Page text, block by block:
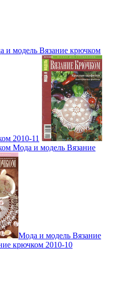
и модель Вязание крючком
2010-11
Мода и модель Вязание
Мода и модель Вязание
крючком 2010-10